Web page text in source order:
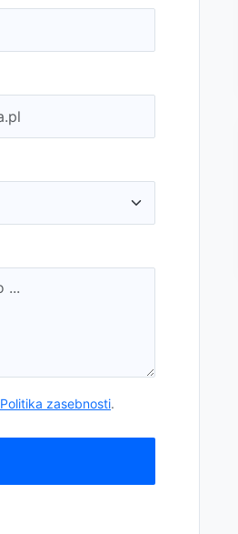
Politika zasebnosti.